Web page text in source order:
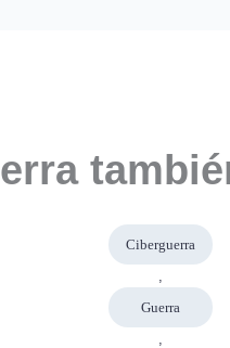
Ciberguerra
,
Guerra
,